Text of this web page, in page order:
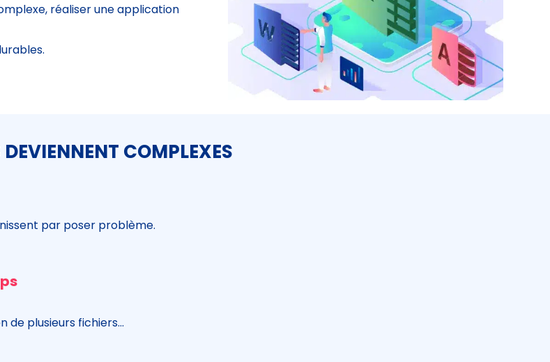
réaliser une application
COMPLEXES
par poser problème.
de plusieurs fichiers…